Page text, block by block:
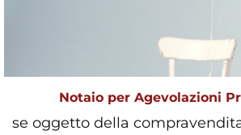
Notaio per Agevolazioni
se oggetto della